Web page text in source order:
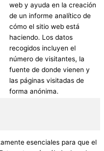
web y ayuda en la creación
de un informe analítico de
cómo el sitio web está
haciendo. Los datos
recogidos incluyen el
número de visitantes, la
fuente de donde vienen y
las páginas visitadas de
forma anónima.
esenciales para que el